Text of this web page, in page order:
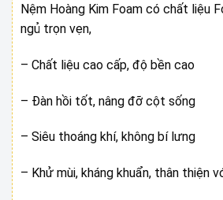
Nệm Hoàng Kim Foam có chất liệu
ngủ trọn vẹn,
– Chất liệu cao cấp, độ bền cao
– Đàn hồi tốt, nâng đỡ cột sống
– Siêu thoáng khí, không bí lưng
– Khử mùi, kháng khuẩn, thân thiện